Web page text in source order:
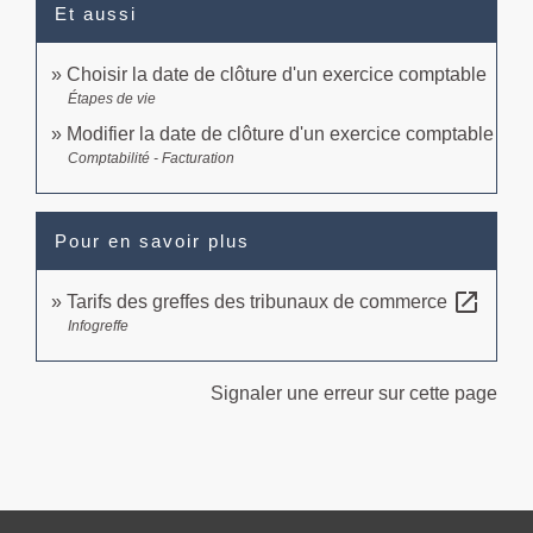
Et aussi
Choisir la date de clôture d'un exercice comptable
Étapes de vie
Modifier la date de clôture d'un exercice comptable
Comptabilité - Facturation
Pour en savoir plus
Tarifs des greffes des tribunaux de commerce open_in_new
Infogreffe
Signaler une erreur sur cette page